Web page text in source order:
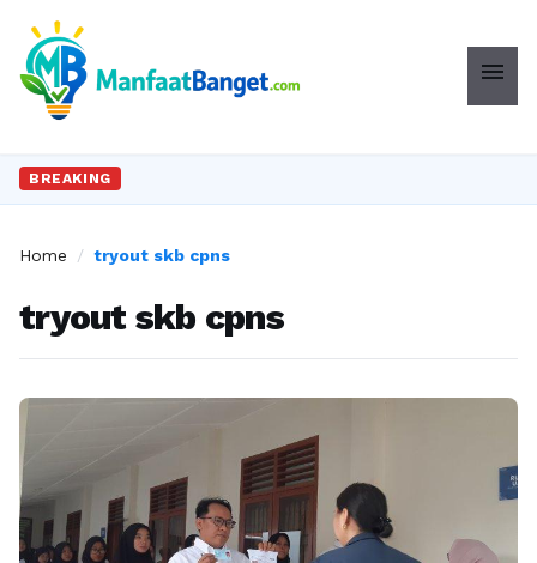
menu
BREAKING
Home / tryout skb cpns
tryout skb cpns